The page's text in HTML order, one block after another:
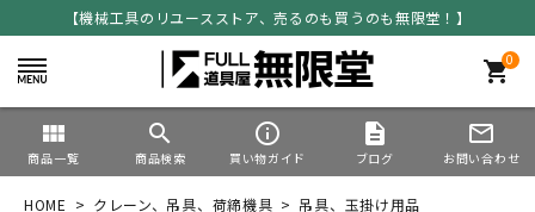
【機械工具のリユースストア、売るのも買うのも無限堂！】
0
shopping_cart
view_module
商品一覧
search
商品検索
info_outline
買い物ガイド
description
ブログ
mail_outline
お問い合わせ
HOME クレーン、吊具、荷締機具 吊具、玉掛け用品